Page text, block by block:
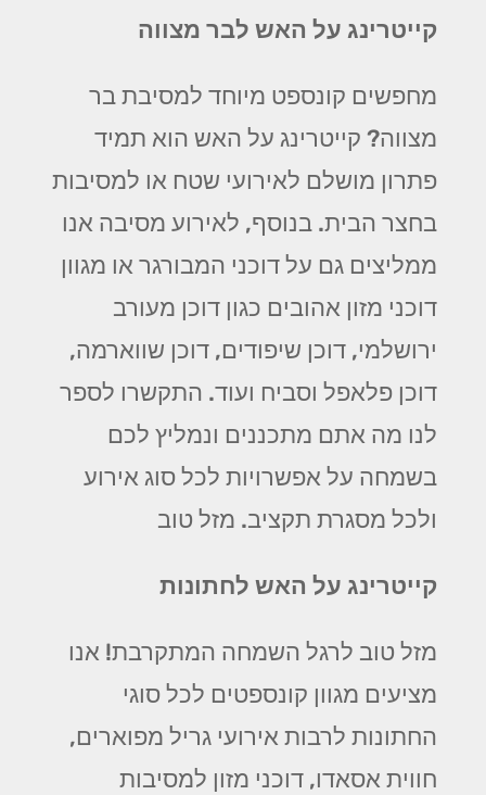
קייטרינג על האש לבר מצווה
מחפשים קונספט מיוחד למסיבת בר
מצווה? קייטרינג על האש הוא תמיד
פתרון מושלם לאירועי שטח או למסיבות
בחצר הבית. בנוסף, לאירוע מסיבה אנו
ממליצים גם על דוכני המבורגר או מגוון
דוכני מזון אהובים כגון דוכן מעורב
ירושלמי, דוכן שיפודים, דוכן שווארמה,
דוכן פלאפל וסביח ועוד. התקשרו לספר
לנו מה אתם מתכננים ונמליץ לכם
בשמחה על אפשרויות לכל סוג אירוע
ולכל מסגרת תקציב. מזל טוב
קייטרינג על האש לחתונות
מזל טוב לרגל השמחה המתקרבת! אנו
מציעים מגוון קונספטים לכל סוגי
החתונות לרבות אירועי גריל מפוארים,
חווית אסאדו, דוכני מזון למסיבות